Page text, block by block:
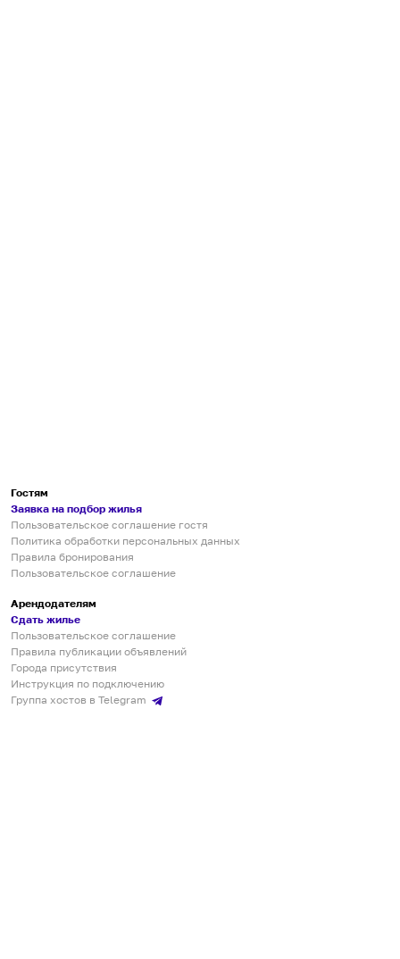
Гостям
Заявка на подбор жилья
Пользовательское соглашение гостя
Политика обработки персональных данных
Правила бронирования
Пользовательское соглашение
Арендодателям
Сдать жилье
Пользовательское соглашение
Правила публикации объявлений
Города присутствия
Инструкция по подключению
Группа хостов в Telegram